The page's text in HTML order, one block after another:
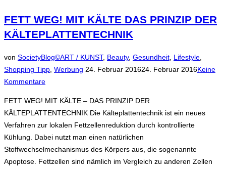
FETT WEG! MIT KÄLTE DAS PRINZIP DER
KÄLTEPLATTENTECHNIK
von SocietyBlog©ART / KUNST, Beauty, Gesundheit Lifestyle
Shopping Tipp Werbung Veröffentlicht
24. Februar 201624. Februar 2016Keine
Kommentare
FETT WEG! MIT KÄLTE – DAS PRINZIP DER
KÄLTEPLATTENTECHNIK Die Kälteplattentechnik ist ein neues
Verfahren zur lokalen Fettzellenreduktion durch kontrollierte
Kühlung. Dabei nutzt man einen natürlichen
Stoffwechselmechanismus des Körpers aus, die sogenannte
Apoptose. Fettzellen sind nämlich im Vergleich zu anderen Zellen